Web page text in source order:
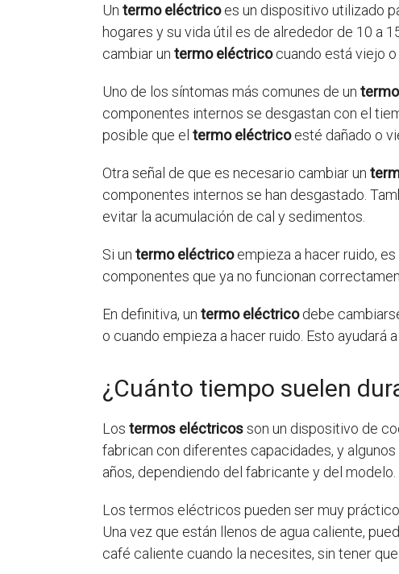
Un termo eléctricoes un dispositivo utilizado
hogares y su vida útil es de alrededor de 10 a
cambiar un termo eléctricocuando está viejo o
Uno de los síntomas más comunes de un
componentes internos se desgastan con el
posible que el termo eléctricoesté dañado o
Otra señal de que es necesario cambiar un
componentes internos se han desgastado.
evitar la acumulación de cal y sedimentos.
Si un termo eléctricoempieza a hacer ruido, es
componentes que ya no funcionan
En definitiva, un termo eléctricodebe
o cuando empieza a hacer ruido. Esto
¿Cuánto tiempo suelen
Los termos eléctricosson un dispositivo de
fabrican con diferentes capacidades, y
años, dependiendo del fabricante y del modelo.
Los termos eléctricos pueden ser muy
Una vez que están llenos de agua caliente,
café caliente cuando la necesites, sin tener